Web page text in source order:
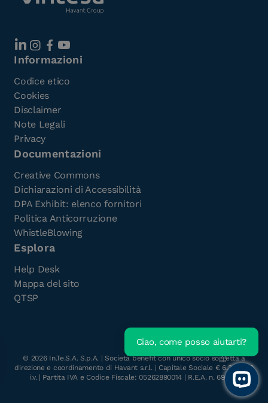
l'e-Book gratuito
Informazioni
Codice etico
Cookies
Disclaimer
Note Legali
Privacy
Documentazioni
Creative Commons
Dichiarazioni di Accessibilità
DPA Exhibit: elenco fornitori
Politica Anticorruzione
WhistleBlowing
Esplora
Help Desk
Mappa del sito
QTSP
© 2026In.Te.S.A. S.p.A. | Società benefit con unico socio soggetta a
direzione e coordinamento di Havant s.r.l. | Capitale Sociale € 6.300.000
i.v. | Partita IVA e Codice Fiscale: 05262890014 | R.E.A. n. 696117
Open
Ciao, come posso aiutarti?